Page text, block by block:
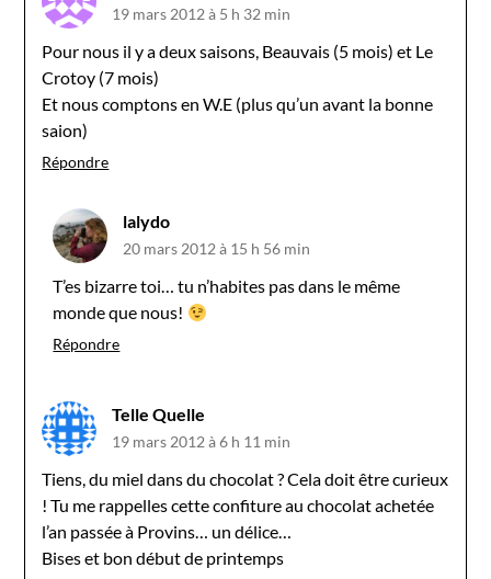
19 mars 2012 à 5 h 32 min
Pour nous il y a deux saisons, Beauvais (5 mois) et Le
Crotoy (7 mois)
Et nous comptons en W.E (plus qu’un avant la bonne
saion)
Répondre
lalydo
20 mars 2012 à 15 h 56 min
T’es bizarre toi… tu n’habites pas dans le même
monde que nous!
Répondre
Telle Quelle
19 mars 2012 à 6 h 11 min
Tiens, du miel dans du chocolat ? Cela doit être curieux
! Tu me rappelles cette confiture au chocolat achetée
l’an passée à Provins… un délice…
Bises et bon début de printemps